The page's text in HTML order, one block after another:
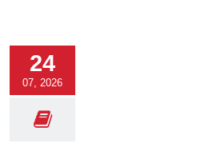
24
07, 2026